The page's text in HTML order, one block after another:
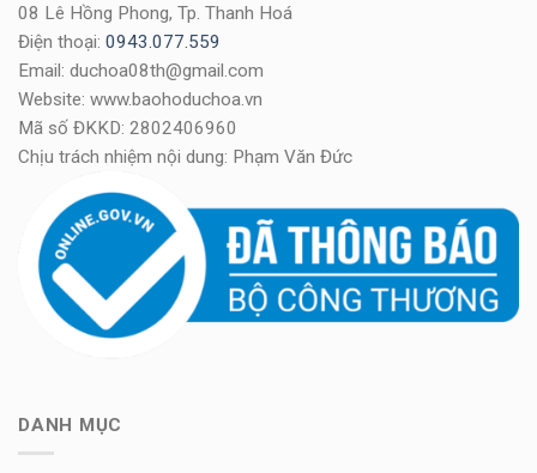
08 Lê Hồng Phong, Tp. Thanh Hoá
Điện thoại: 0943.077.559
Email: duchoa08th@gmail.com
Website: www.baohoduchoa.vn
Mã số ĐKKD: 2802406960
Chịu trách nhiệm nội dung: Phạm Văn Đức
DANH MỤC